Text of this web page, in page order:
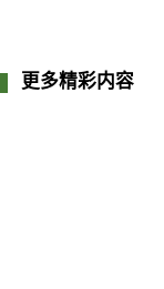
更多精彩内容